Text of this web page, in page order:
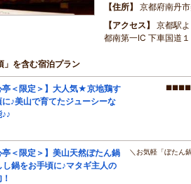
住所
京都府南丹市
アクセス
京都駅
都南第一IC 下車国道
」を含む宿泊プラン
亭＜限定＞】大人気★京地鶏す
に♪美山で育てたジューシーな
■■■■昔に
＜限定＞】美山天然ぼたん鍋
鍋をお手頃に♪マタギ主人の
＼お気軽「ぼたん